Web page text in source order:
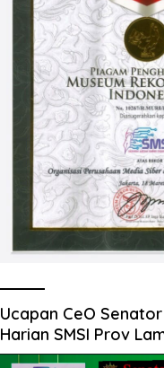
Ucapan CeO
Harian SMSI Prov